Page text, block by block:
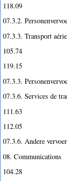
118.09
07.3.2.
07.3.3. Transport
105.74
119.15
07.3.3.
07.3.6. Services de
111.63
112.05
07.3.6. Andere
08. Communications
104.28